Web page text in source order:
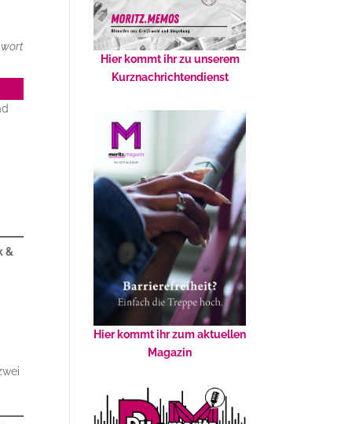
&
Hier kommt ihr zu unserem
Kurznachrichtendienst
Hier kommt ihr zum aktuellen
Magazin